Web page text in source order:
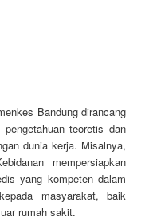
Bandung dirancang
teoretis dan
dunia kerja. Misalnya,
mempersiapkan
yang kompeten dalam
masyarakat, baik
rumah sakit.